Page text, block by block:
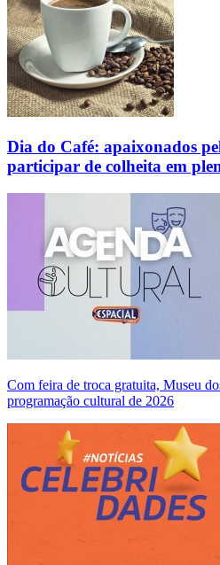
Dia do Café: apaixonados
participar de colheita em
Com feira de troca gratuita, Museu
programação cultural de 2026